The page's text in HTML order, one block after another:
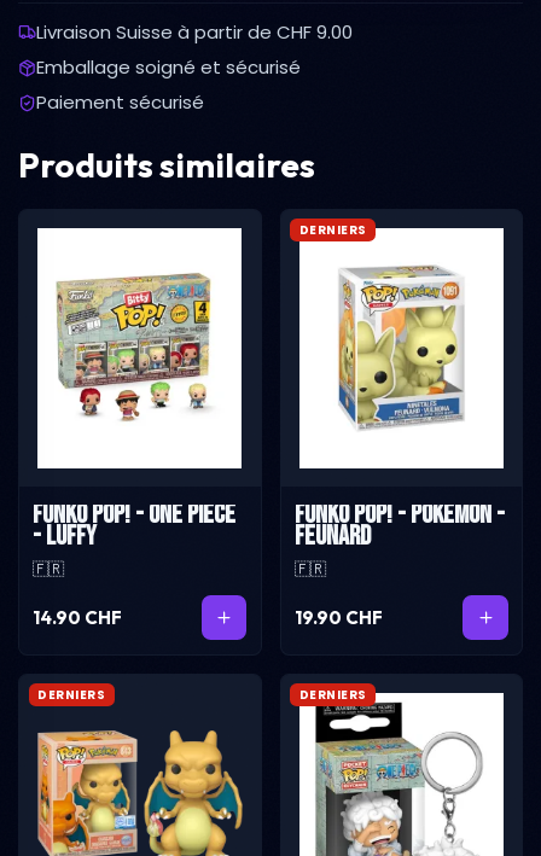
Livraison Suisse à partir de CHF 9.00
Emballage soigné et sécurisé
Paiement sécurisé
Produits similaires
Funko Pop! - One Piece
- Luffy
🇫🇷
14.90 CHF
DERNIERS
Funko Pop! - Pokémon -
Feunard
🇫🇷
19.90 CHF
DERNIERS DERNIERS